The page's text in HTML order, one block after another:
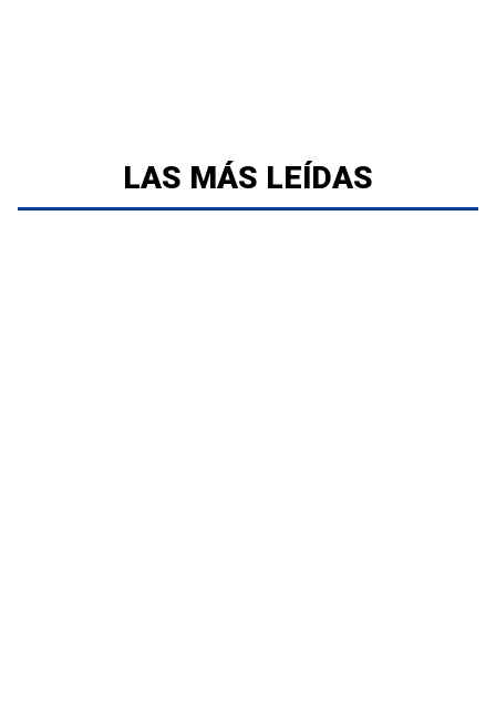
LAS MÁS LEÍDAS